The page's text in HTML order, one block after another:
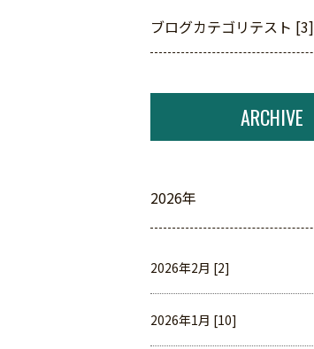
ブログカテゴリテスト [3]
ARCHIVE
2026年
2026年2月 [2]
2026年1月 [10]